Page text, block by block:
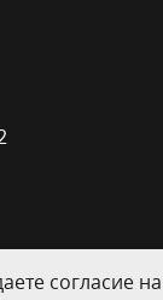
согласие на